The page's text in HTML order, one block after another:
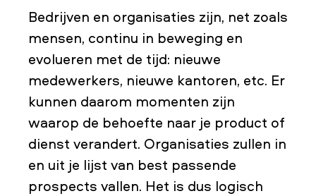
Bedrijven en organisaties zijn, net zoals
mensen, continu in beweging en
evolueren met de tijd: nieuwe
medewerkers, nieuwe kantoren, etc. Er
kunnen daarom momenten zijn
waarop de behoefte naar je product of
dienst verandert. Organisaties zullen in
en uit je lijst van best passende
prospects vallen. Het is dus logisch